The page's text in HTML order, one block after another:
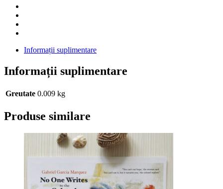
Moldova
Postcard
quantity
Informații suplimentare
Informații suplimentare
Greutate 0.009 kg
Produse similare